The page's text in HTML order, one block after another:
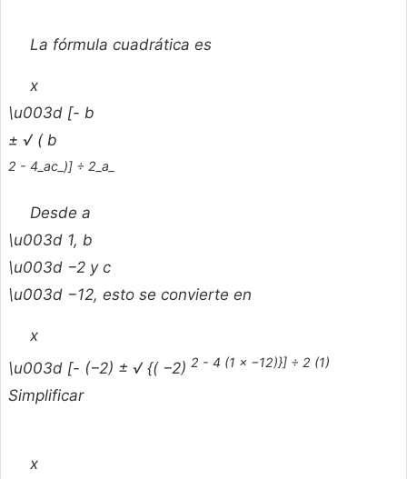
La fórmula cuadrática es
x
\u003d [- b
± √ (b
2 - 4_ac_)] ÷ 2_a_
Desde a
\u003d 1, b
\u003d −2 y c
\u003d −12, esto se convierte en
x
\u003d [- (−2) ± √ {( −2) 2 - 4 (1 × −12)}] ÷ 2 (1)
Simplificar
x